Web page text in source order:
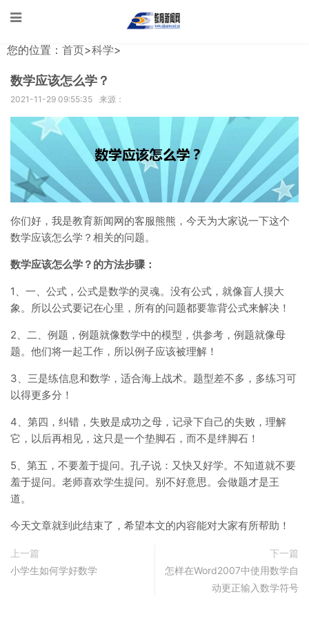
您的位置： 首页>科学>
数学应该怎么学？
2021-11-29 09:55:35 来源：
你们好，我是教育新闻网的客服熊熊，今天为大家说一下这个
数学应该怎么学？相关的问题。
数学应该怎么学？的方法步骤：
1、一、公式，公式是数学的灵魂。没有公式，就像盲人摸大
象。所以公式要记在心里，所有的问题都要靠背公式来解决！
2、二、例题，例题就像数学中的模型，供参考，例题就像母
题。他们将一起工作，所以例子应该被理解！
3、三是练信息和数学，适合海上战术。题型差不多，多练习可
以得更多分！
4、第四，纠错，失败是成功之母，记录下自己的失败，理解
它，以后再相见，这只是一个垫脚石，而不是绊脚石！
5、第五，不要羞于提问。孔子说：又快又好学。不知道就不要
羞于提问。老师喜欢学生提问。别不好意思。会做题才是王
道。
今天文章就到此结束了，希望本文的内容能对大家有所帮助！
上一篇
小学生如何学好数学
下一篇
怎样在Word2007中使用数学自
动更正输入数学符号